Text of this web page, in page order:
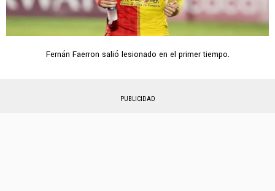
Fernán Faerron salió lesionado en el primer tiempo.
PUBLICIDAD